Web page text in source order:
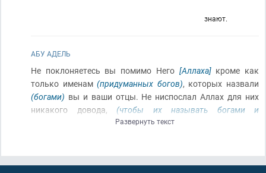
знают.
АБУ АДЕЛЬ
Не поклоняетесь вы помимо Него [Аллаха]кроме как
только именам(придуманных богов), которых назвали
(богами) вы и ваши отцы. Не ниспослал Аллах для них
никакого довода, (чтобы их называть богами и
. Решение принадлежит только Аллаху
Развернуть текст